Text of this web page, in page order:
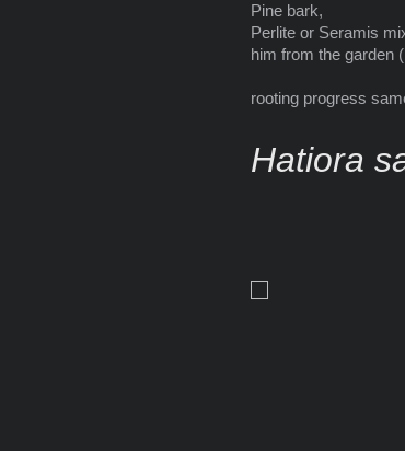
Pine bark,
Perlite or Seramis
him from the garden
rooting progress
Hatiora